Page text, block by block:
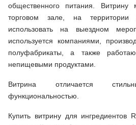
общественного питания. Витрину
торговом зале, на
использовать на выездном
используется компаниями,
полуфабрикаты, а также
непищевыми продуктами.
Витрина отличается
функциональностью.
Купить витрину для ингредиентов